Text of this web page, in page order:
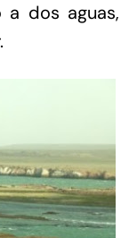
dos aguas,